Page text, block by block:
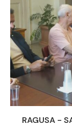
RAGUSA -